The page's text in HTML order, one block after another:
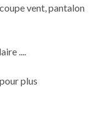
vent, pantalon
....
plus